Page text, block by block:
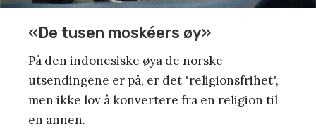
«De tusen moskéers øy»
På den indonesiske øya de norske
utsendingene er på, er det "religionsfrihet",
men ikke lov å konvertere fra en religion til
en annen.